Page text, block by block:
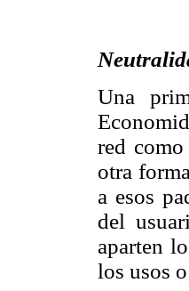
Una
red
otra
a esos
del
aparten
los usos